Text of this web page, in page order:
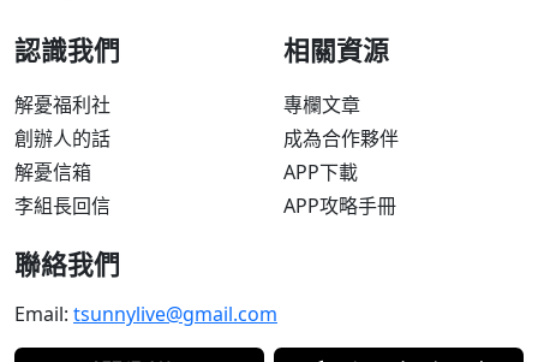
認識我們
解憂福利社
創辦人的話
解憂信箱
李組長回信
相關資源
專欄文章
成為合作夥伴
APP下載
APP攻略手冊
聯絡我們
Email: tsunnylive@gmail.com